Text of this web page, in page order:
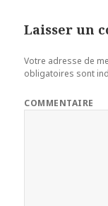
Laisser un
Votre adresse de
obligatoires sont
COMMENTAIRE